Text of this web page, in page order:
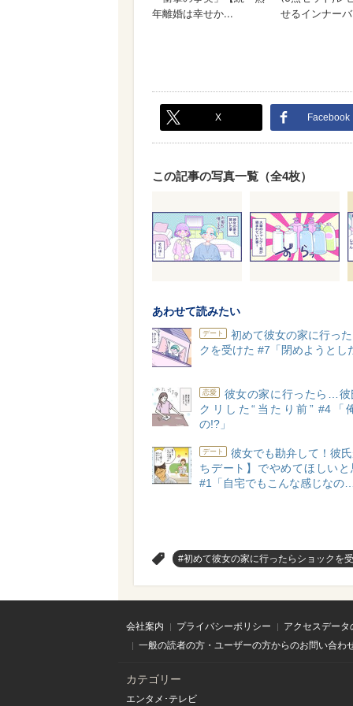
X Facebook
この記事の写真一覧（全4枚）
あわせて読みたい
デート
初めて彼女の家に行っ
クを受けた #7「閉めようと
恋愛
彼女の家に行ったら…彼
クリした“当たり前” #4「
の!?」
デート
彼女でも勘弁して！彼
ちデート】でやめてほしい
#1「自宅でもこんな感じなの
#初めて彼女の家に行ったらショックを
会社案内 プライバシーポリシー
アクセスデー
一般の読者の方・ユーザーの方からのお問い合わ
カテゴリー
エンタメ･テレビ